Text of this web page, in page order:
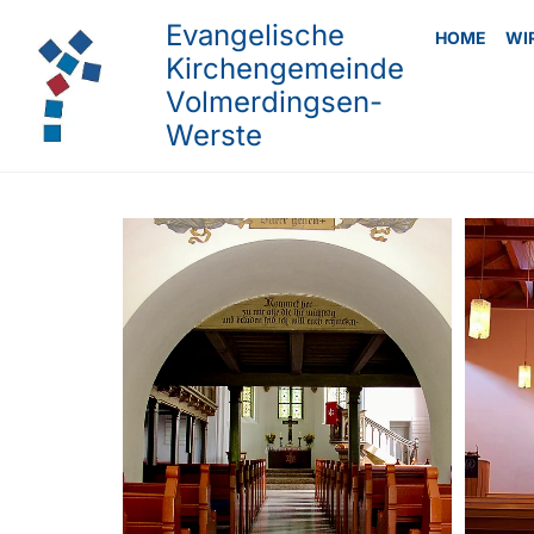
Evangelische
Kirchengemeinde
Volmerdingsen-
Werste
HOME